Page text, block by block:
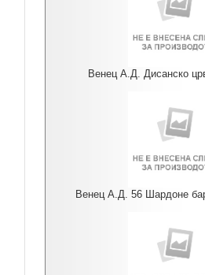
Венец А.Д. Дисанско
Венец А.Д. 56 Шардоне